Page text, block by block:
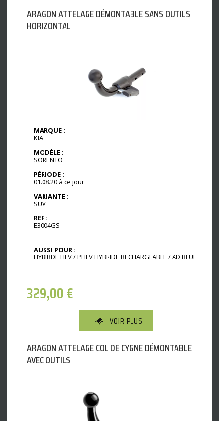
ARAGON ATTELAGE DÉMONTABLE SANS OUTILS
HORIZONTAL
MARQUE :
KIA
MODÈLE :
SORENTO
PÉRIODE :
01.08.20 à ce jour
VARIANTE :
SUV
REF :
E3004GS
AUSSI POUR :
HYBIRDE HEV / PHEV HYBRIDE RECHARGEABLE / AD BLUE
329,00€
VOIR PLUS
ARAGON ATTELAGE COL DE CYGNE DÉMONTABLE
AVEC OUTILS